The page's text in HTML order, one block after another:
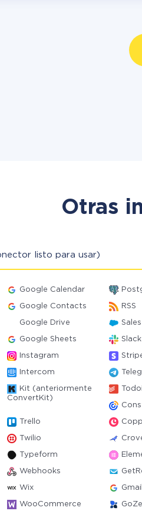
Otras
listo para usar)
Google Calendar
Google Contacts RSS
Google Drive
Google Sheets Slack
Instagram
Intercom
Kit (anteriormente
ConvertKit)
Trello
Twilio
Typeform
Webhooks
Wix Gmail
WooCommerce